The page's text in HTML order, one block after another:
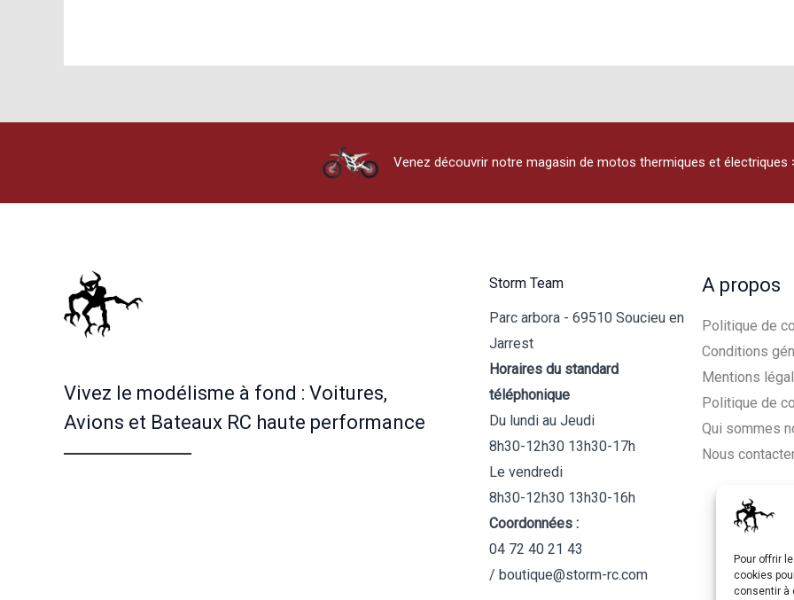
Pour offrir
cookies
consentir à
la
page
du
Venez découvrir notre magasin de motos thermiques et électriques
Vivez le modélisme à fond : Voitures,
Avions et Bateaux RC haute performance
Storm Team
Parc arbora - 69510 Soucieu en
Jarrest
Horaires du standard
téléphonique
Du lundi au Jeudi
8h30-12h30 13h30-17h
Le vendredi
8h30-12h30 13h30-16h
Coordonnées :
04 72 40 21 43
/ boutique@storm-rc.com
A propos
Politique de
Conditions
Mentions
Politique de
Qui sommes
Nous